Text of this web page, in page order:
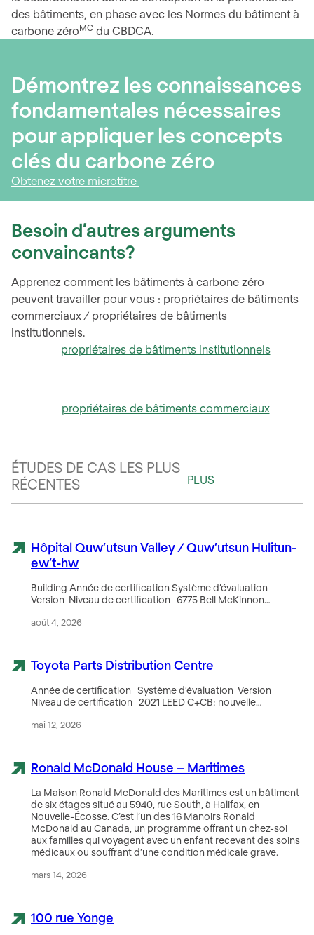
des bâtiments, en phase avec les Normes du bâtiment à
carbone zéroMC du CBDCA.
Démontrez les connaissances
fondamentales nécessaires
pour appliquer les concepts
clés du carbone zéro
Obtenez votre microtitre
Besoin d’autres arguments
convaincants?
Apprenez comment les bâtiments à carbone zéro
peuvent travailler pour vous : propriétaires de bâtiments
commerciaux / propriétaires de bâtiments
institutionnels.
propriétaires de bâtiments institutionnels
propriétaires de bâtiments commerciaux
ÉTUDES DE CAS LES PLUS
RÉCENTES
PLUS
Hôpital Quw’utsun Valley / Quw’utsun Hulitun-
ew’t-hw
Building Année de certification Système d’évaluation
Version Niveau de certification 6775 Bell McKinnon…
août 4, 2026
Toyota Parts Distribution Centre
Année de certification Système d’évaluation Version
Niveau de certification 2021 LEED C+CB: nouvelle…
mai 12, 2026
Ronald McDonald House – Maritimes
La Maison Ronald McDonald des Maritimes est un bâtiment
de six étages situé au 5940, rue South, à Halifax, en
Nouvelle-Écosse. C’est l’un des 16 Manoirs Ronald
McDonald au Canada, un programme offrant un chez-soi
aux familles qui voyagent avec un enfant recevant des soins
médicaux ou souffrant d’une condition médicale grave.
mars 14, 2026
100 rue Yonge